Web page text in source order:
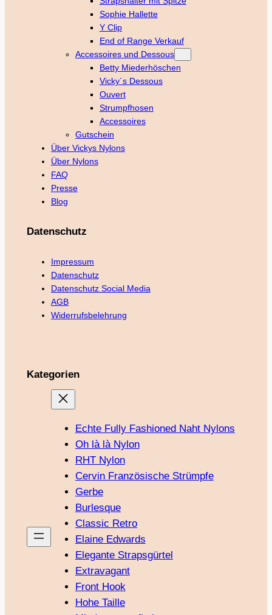
Sophie Hallette
Y Clip
End of Range Verkauf
Accessoires und Dessous
Betty Miederhöschen
Vicky´s Dessous
Ouvert
Strumpfhosen
Accessoires
Gutschein
Über Vickys Nylons
Über Nylons
FAQ
Presse
Blog
Datenschutz
Impressum
Datenschutz
Datenschutz Social Media
AGB
Widerrufsbelehrung
Kategorien
Echte Fully Fashioned Naht Nylons
Oh là là Nylon
RHT Nylon
Cervin Französische Strümpfe
Gerbe
Burlesque
Classic Retro
Elaine Edwards
Elegante Strapsgürtel
Extravagant
Front Hook
Hohe Taille